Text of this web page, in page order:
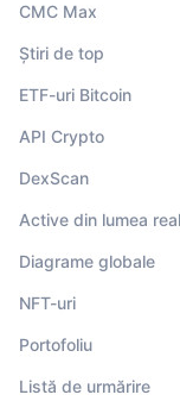
CMC Max
Știri de top
ETF-uri Bitcoin
API Crypto
DexScan
Active din lumea
Diagrame globale
NFT-uri
Portofoliu
Listă de urmărire